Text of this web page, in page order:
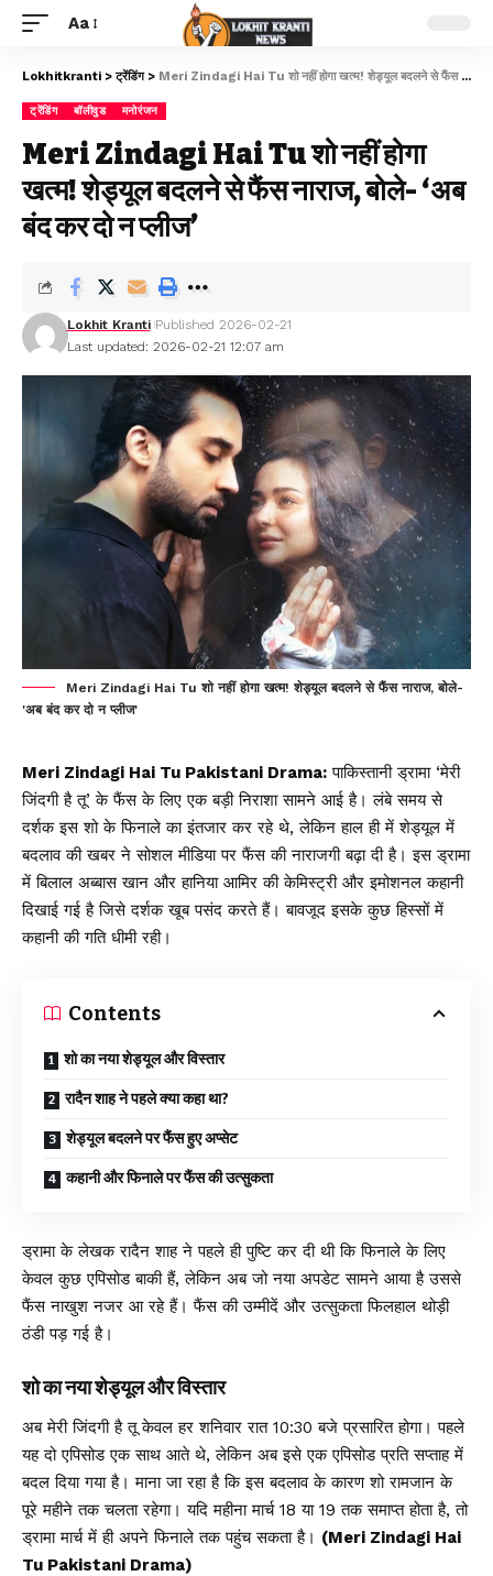
Aa
Lokhitkranti >ट्रेंडिंग> Meri Zindagi Hai Tu शो नहीं होगा खत्म! शेड्यूल बदलने से फैंस नाराज, बोले- ‘अब बंद कर दो न प्लीज’
ट्रेंडिंग बॉलीवुड मनोरंजन
Meri Zindagi Hai Tu शो नहीं होगा
खत्म! शेड्यूल बदलने से फैंस नाराज, बोले- ‘अब
बंद कर दो न प्लीज’
Last updated: 2026-02-21 12:07 am
Lokhit Kranti Published 2026-02-21
Meri Zindagi Hai Tu शो नहीं होगा खत्म! शेड्यूल बदलने से फैंस नाराज, बोले-
'अब बंद कर दो न प्लीज'
Meri Zindagi Hai Tu Pakistani Drama: पाकिस्तानी ड्रामा ‘मेरी
जिंदगी है तू’ के फैंस के लिए एक बड़ी निराशा सामने आई है। लंबे समय से
दर्शक इस शो के फिनाले का इंतजार कर रहे थे, लेकिन हाल ही में शेड्यूल में
बदलाव की खबर ने सोशल मीडिया पर फैंस की नाराजगी बढ़ा दी है। इस ड्रामा
में बिलाल अब्बास खान और हानिया आमिर की केमिस्ट्री और इमोशनल कहानी
दिखाई गई है जिसे दर्शक खूब पसंद करते हैं। बावजूद इसके कुछ हिस्सों में
कहानी की गति धीमी रही।
Contents
शो का नया शेड्यूल और विस्तार
रादैन शाह ने पहले क्या कहा था?
शेड्यूल बदलने पर फैंस हुए अप्सेट
कहानी और फिनाले पर फैंस की उत्सुकता
ड्रामा के लेखक रादैन शाह ने पहले ही पुष्टि कर दी थी कि फिनाले के लिए
केवल कुछ एपिसोड बाकी हैं, लेकिन अब जो नया अपडेट सामने आया है उससे
फैंस नाखुश नजर आ रहे हैं। फैंस की उम्मीदें और उत्सुकता फिलहाल थोड़ी
ठंडी पड़ गई है।
शो का नया शेड्यूल और विस्तार
अब मेरी जिंदगी है तू केवल हर शनिवार रात 10:30 बजे प्रसारित होगा। पहले
यह दो एपिसोड एक साथ आते थे, लेकिन अब इसे एक एपिसोड प्रति सप्ताह में
बदल दिया गया है। माना जा रहा है कि इस बदलाव के कारण शो रामजान के
पूरे महीने तक चलता रहेगा। यदि महीना मार्च 18 या 19 तक समाप्त होता है, तो
ड्रामा मार्च में ही अपने फिनाले तक पहुंच सकता है। (Meri Zindagi Hai
Tu Pakistani Drama)